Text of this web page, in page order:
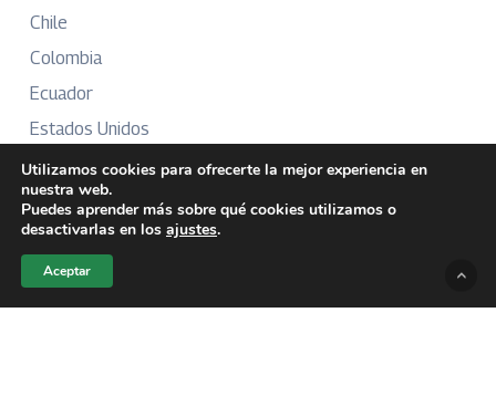
Chile
Colombia
Ecuador
Estados Unidos
Guatemala
México
Perú
Puerto Rico
Utilizamos cookies para ofrecerte la mejor experiencia en
nuestra web.
Puedes aprender más sobre qué cookies utilizamos o
desactivarlas en los ajustes.
Aceptar